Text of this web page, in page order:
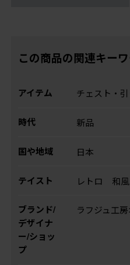
この商品の関連キー
アイテム チェスト・
時代 新品
国や地域 日本
テイスト レトロ 和
ブランド/
デザイナ
ー/ショッ
プ
ラフジュ工